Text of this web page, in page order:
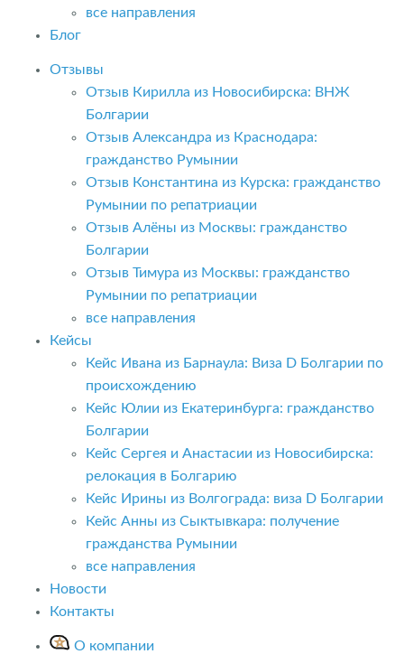
все направления
Блог
Отзывы
Отзыв Кирилла из Новосибирска: ВНЖ
Болгарии
Отзыв Александра из Краснодара:
гражданство Румынии
Отзыв Константина из Курска: гражданство
Румынии по репатриации
Отзыв Алёны из Москвы: гражданство
Болгарии
Отзыв Тимура из Москвы: гражданство
Румынии по репатриации
все направления
Кейсы
Кейс Ивана из Барнаула: Виза D Болгарии по
происхождению
Кейс Юлии из Екатеринбурга: гражданство
Болгарии
Кейс Сергея и Анастасии из Новосибирска:
релокация в Болгарию
Кейс Ирины из Волгограда: виза D Болгарии
Кейс Анны из Сыктывкара: получение
гражданства Румынии
все направления
Новости
Контакты
О компании